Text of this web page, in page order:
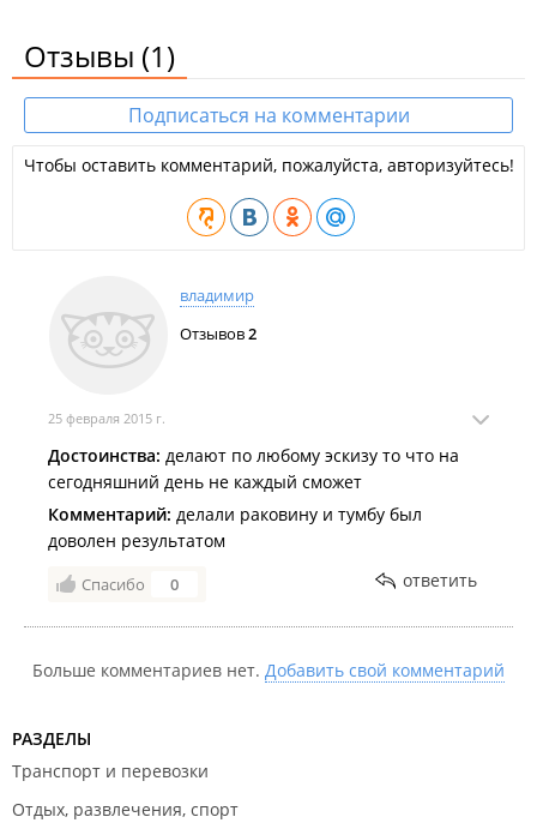
Отзывы (1)
Подписаться на комментарии
Чтобы оставить комментарий, пожалуйста, авторизуйтесь!
владимир
Отзывов2
25 февраля 2015 г.
Достоинства: делают по любому эскизу то что на
сегодняшний день не каждый сможет
Комментарий: делали раковину и тумбу был
доволен результатом
Спасибо 0 ответить
Больше комментариев нет. Добавить свой комментарий
РАЗДЕЛЫ
Транспорт и перевозки
Отдых, развлечения, спорт